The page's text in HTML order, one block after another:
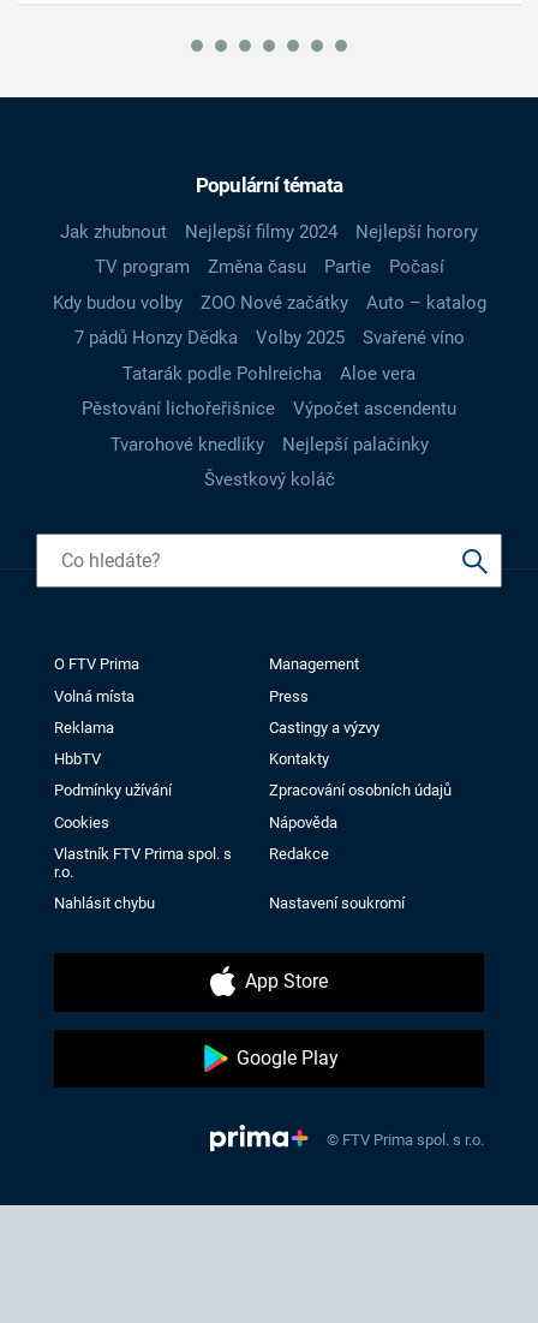
Populární témata
Jak zhubnout Nejlepší filmy 2024
Nejlepší horory
TV program
Změna času Partie
Počasí
Kdy budou volby
ZOO Nové začátky
Auto – katalog
7 pádů Honzy Dědka
Volby 2025
Svařené víno
Tatarák podle Pohlreicha
Aloe vera
Pěstování lichořeřišnice
Výpočet ascendentu
Tvarohové knedlíky
Nejlepší palačinky
Švestkový koláč
O FTV Prima
Management
Volná místa
Press
Reklama
Castingy a výzvy
HbbTV
Kontakty
Podmínky užívání
Zpracování osobních údajů
Cookies
Nápověda
Vlastník FTV Prima spol. s
r.o.
Redakce
Nahlásit chybu Nastavení soukromí
App Store
Google Play
© FTV Prima spol. s r.o.